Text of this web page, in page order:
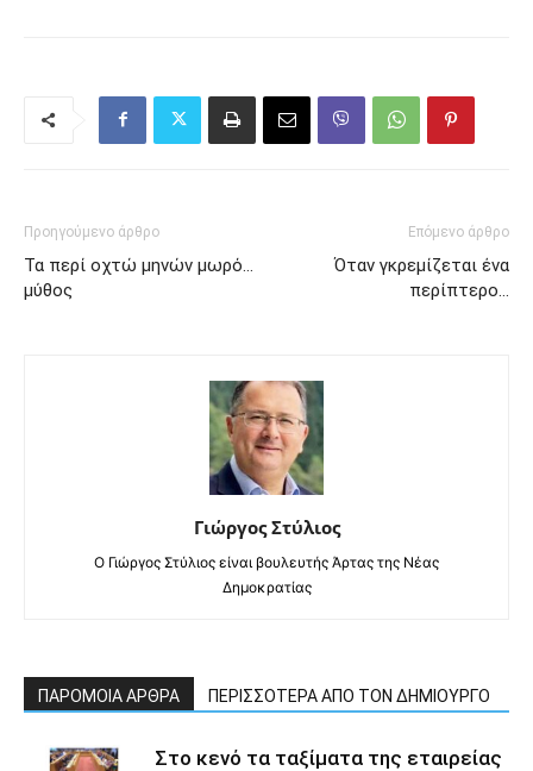
Προηγούμενο άρθρο
Τα περί οχτώ μηνών μωρό…
μύθος
Επόμενο άρθρο
Όταν γκρεμίζεται ένα
περίπτερο…
Γιώργος Στύλιος
Ο Γιώργος Στύλιος είναι βουλευτής Άρτας της Νέας
Δημοκρατίας
ΠΑΡΟΜΟΙΑ ΑΡΘΡΑ ΠΕΡΙΣΣΟΤΕΡΑ ΑΠΟ ΤΟΝ ΔΗΜΙΟΥΡΓΟ
Στο κενό τα ταξίματα της εταιρείας